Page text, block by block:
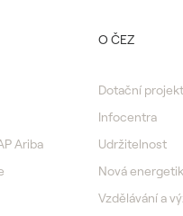
Ariba
O ČEZ
Dotační
Infocentra
Udržitelnost
Nová
Vzdělávání a